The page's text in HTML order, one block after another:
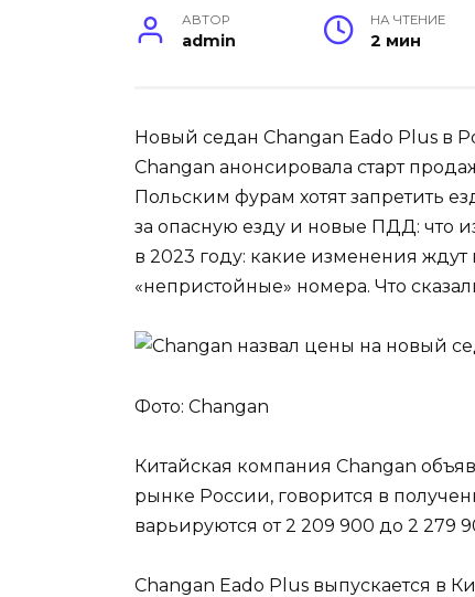
АВТОР
admin
НА ЧТЕНИЕ
2 мин
Новый седан Changan Eado Plus в
Changan анонсировала старт
Польским фурам хотят запретить
за опасную езду и новые ПДД: что
в 2023 году: какие изменения
«непристойные» номера. Что
Фото: Changan
Китайская компания Changan
рынке России, говорится в
варьируются от 2 209 900 до 2 279
Changan Eado Plus выпускается в